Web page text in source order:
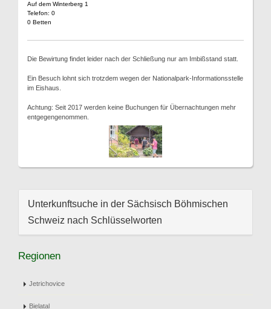
Auf dem Winterberg 1
Telefon: 0
0 Betten
Die Bewirtung findet leider nach der Schließung nur am Imbißstand statt.
Ein Besuch lohnt sich trotzdem wegen der Nationalpark-Informationsstelle
im Eishaus.
Achtung: Seit 2017 werden keine Buchungen für Übernachtungen mehr
entgegengenommen.
Unterkunftsuche in der Sächsisch Böhmischen
Schweiz nach Schlüsselworten
Regionen
Jetrichovice
Bielatal